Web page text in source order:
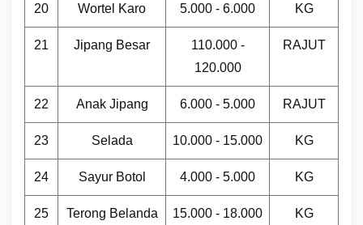
20 Wortel Karo 5.000 - 6.000 KG
21 Jipang Besar
110.000 -
120.000
RAJUT
22 Anak Jipang 6.000 - 5.000 RAJUT
23 Selada 10.000 - 15.000 KG
24 Sayur Botol 4.000 - 5.000 KG
25 Terong Belanda 15.000 - 18.000 KG